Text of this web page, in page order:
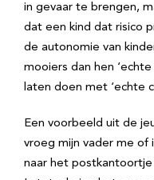
in gevaar te brengen,
dat een kind dat risico
de autonomie van
mooiers dan hen
laten doen met ‘echte
Een voorbeeld uit de
vroeg mijn vader me of
naar het